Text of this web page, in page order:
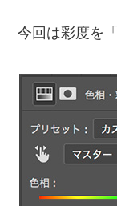
今回は彩度を